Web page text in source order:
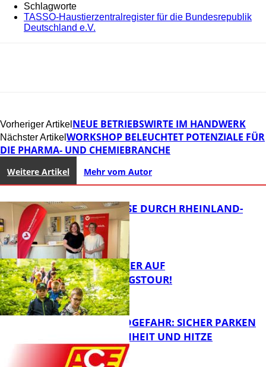
Schlagworte
TASSO-Haustierzentralregister für die Bundesrepublik
Deutschland e.V.
Vorheriger Artikel NEUE BETRIEBSWIRTE IM HANDWERK
Nächster Artikel WORKSHOP BELEUCHTET POTENZIALE FÜR
DIE PHARMA- UND CHEMIEBRANCHE
Weitere Artikel Mehr vom Autor
Panorama
SOMMERREISE DURCH RHEINLAND-
PFALZ
MIT DEM JÄGER AUF
ENTDECKUNGSTOUR!
WALDBRANDGEFAHR: SICHER PARKEN
BEI TROCKENHEIT UND HITZE